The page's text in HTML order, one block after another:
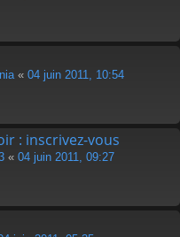
« 04 juin 2011, 10:54
: inscrivez-vous
« 04 juin 2011, 09:27